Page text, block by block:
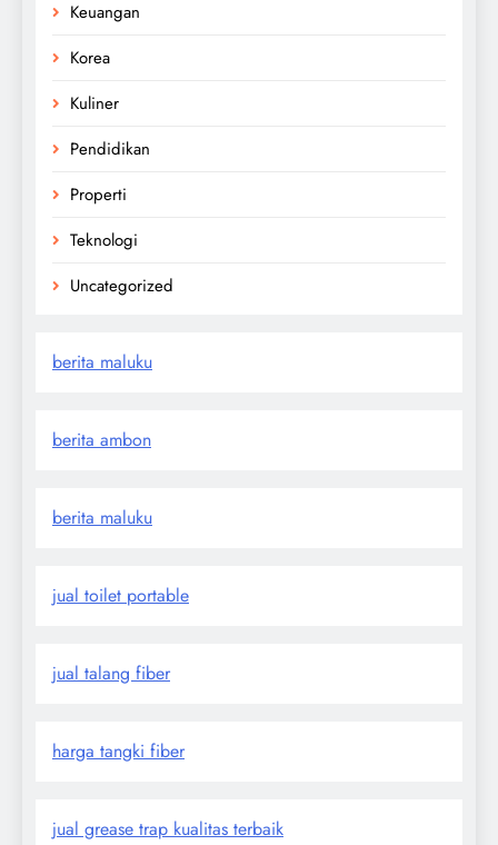
Keuangan
Korea
Kuliner
Pendidikan
Properti
Teknologi
Uncategorized
berita maluku
berita ambon
berita maluku
jual toilet portable
jual talang fiber
harga tangki fiber
jual grease trap kualitas terbaik